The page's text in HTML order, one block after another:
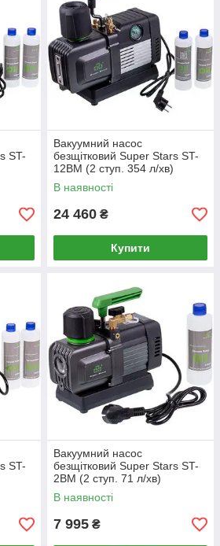
ST-
Вакуумний насос
безщітковий Super Stars ST-
12BM (2 ступ. 354 л/хв)
В наявності
24 460 ₴
Купити
ST-
Вакуумний насос
безщітковий Super Stars ST-
2BM (2 ступ. 71 л/хв)
В наявності
7 995 ₴